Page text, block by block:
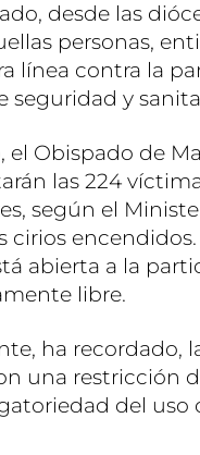
desde las
personas,
línea contra la
seguridad y
el Obispado de
las 224
según el
cirios
abierta a la
libre.
ha recordado,
una restricción
del uso